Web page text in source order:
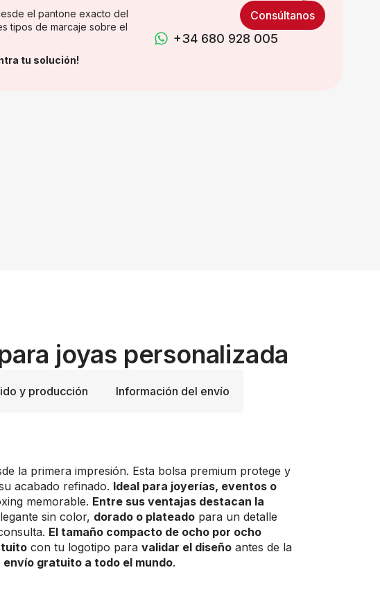
el pantone exacto del
tipos de marcaje sobre el
tu solución!
Consúltanos
+34 680 928 005
joyas personalizada
y producción Información del envío
la primera impresión. Esta bolsa premium protege y
acabado refinado. Ideal para joyerías, eventos o
memorable. Entre sus ventajas destacan la
sin color, dorado o plateado para un detalle
El tamaño compacto de ocho por ocho
con tu logotipo para validar el diseño antes de la
envío gratuito a todo el mundo.